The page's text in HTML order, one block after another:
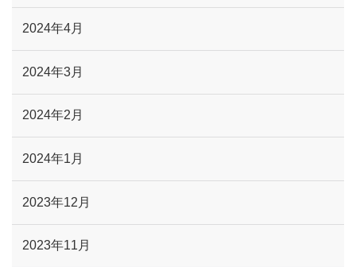
2024年4月
2024年3月
2024年2月
2024年1月
2023年12月
2023年11月